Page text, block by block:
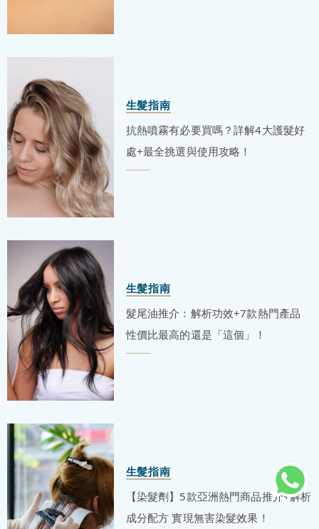
生髮指南
抗熱噴霧有必要買嗎？詳解4大護髮好
處+最全挑選與使用攻略！
生髮指南
髮尾油推介：解析功效+7款熱門產品
性價比最高的還是「這個」！
生髮指南
【染髮劑】5款亞洲熱門商品推介+解析
成分配方 實現無害染髮效果！